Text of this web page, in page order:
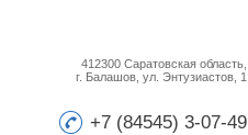
412300 Саратовская область,
г. Балашов, ул. Энтузиастов, 1
+7 (84545) 3-07-49